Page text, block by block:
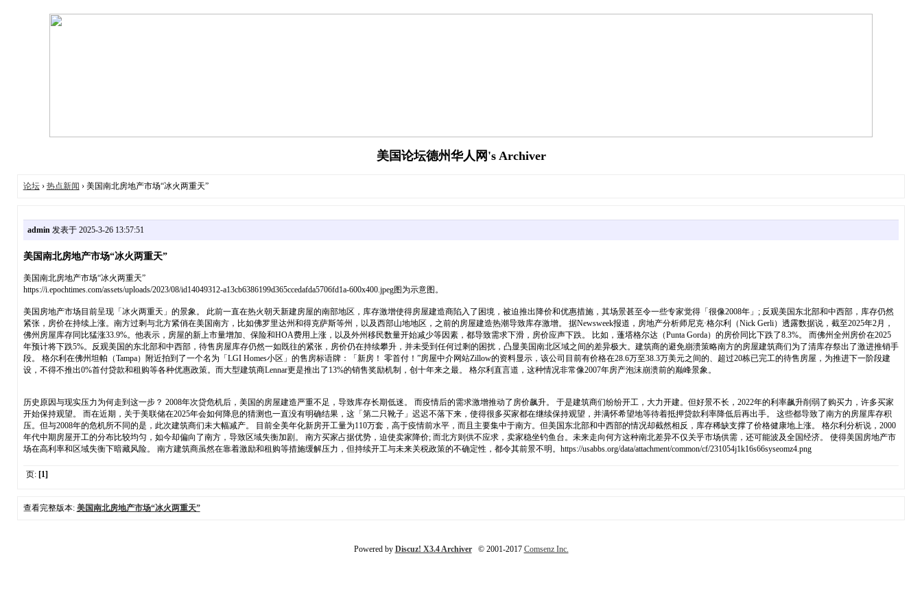
美国论坛德州华人网's Archiver
论坛› 热点新闻 › 美国南北房地产市场“冰火两重天”
admin发表于 2025-3-26 13:57:51
美国南北房地产市场“冰火两重天”
美国南北房地产市场“冰火两重天”
https://i.epochtimes.com/assets/uploads/2023/08/id14049312-a13cb6386199d365ccedafda5706fd1a-600x400.jpeg图为示意图。
美国房地产市场目前呈现「冰火两重天」的景象。 此前一直在热火朝天新建房屋的南部地区，库存激增使得房屋建造商陷入了困境，被迫推出降价和优惠措施，其场景甚至令一些专家觉得「很像2008年」; 反观美国东北部和中西部，库存仍然
紧张，房价在持续上涨。南方过剩与北方紧俏在美国南方，比如佛罗里达州和得克萨斯等州，以及西部山地地区，之前的房屋建造热潮导致库存激增。 据Newsweek报道，房地产分析师尼克·格尔利（Nick Gerli）透露数据说，截至2025年2月，
佛州房屋库存同比猛涨33.9%。他表示，房屋的新上市量增加、保险和HOA费用上涨，以及外州移民数量开始减少等因素，都导致需求下滑，房价应声下跌。 比如，蓬塔格尔达（Punta Gorda）的房价同比下跌了8.3%。 而佛州全州房价在2025
年预计将下跌5%。反观美国的东北部和中西部，待售房屋库存仍然一如既往的紧张，房价仍在持续攀升，并未受到任何过剩的困扰，凸显美国南北区域之间的差异极大。建筑商的避免崩溃策略南方的房屋建筑商们为了清库存祭出了激进推销手
段。 格尔利在佛州坦帕（Tampa）附近拍到了一个名为「LGI Homes小区」的售房标语牌：「新房！ 零首付！”房屋中介网站Zillow的资料显示，该公司目前有价格在28.6万至38.3万美元之间的、超过20栋已完工的待售房屋，为推进下一阶段建
设，不得不推出0%首付贷款和租购等各种优惠政策。而大型建筑商Lennar更是推出了13%的销售奖励机制，创十年来之最。 格尔利直言道，这种情况非常像2007年房产泡沫崩溃前的巅峰景象。
历史原因与现实压力为何走到这一步？ 2008年次贷危机后，美国的房屋建造严重不足，导致库存长期低迷。 而疫情后的需求激增推动了房价飙升。 于是建筑商们纷纷开工，大力开建。但好景不长，2022年的利率飙升削弱了购买力，许多买家
开始保持观望。 而在近期，关于美联储在2025年会如何降息的猜测也一直没有明确结果，这「第二只靴子」迟迟不落下来，使得很多买家都在继续保持观望，并满怀希望地等待着抵押贷款利率降低后再出手。 这些都导致了南方的房屋库存积
压。但与2008年的危机所不同的是，此次建筑商们未大幅减产。 目前全美年化新房开工量为110万套，高于疫情前水平，而且主要集中于南方。但美国东北部和中西部的情况却截然相反，库存稀缺支撑了价格健康地上涨。 格尔利分析说，2000
年代中期房屋开工的分布比较均匀，如今却偏向了南方，导致区域失衡加剧。 南方买家占据优势，迫使卖家降价; 而北方则供不应求，卖家稳坐钓鱼台。未来走向何方这种南北差异不仅关乎市场供需，还可能波及全国经济。 使得美国房地产市
场在高利率和区域失衡下暗藏风险。 南方建筑商虽然在靠着激励和租购等措施缓解压力，但持续开工与未来关税政策的不确定性，都令其前景不明。https://usabbs.org/data/attachment/common/cf/231054j1k16s66syseomz4.png
页: [1]
查看完整版本: 美国南北房地产市场“冰火两重天”
Powered by Discuz! X3.4 Archiver© 2001-2017 Comsenz Inc.